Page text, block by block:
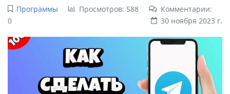
Программы Просмотров: 588
Комментарии:
0
30 ноября 2023 г.